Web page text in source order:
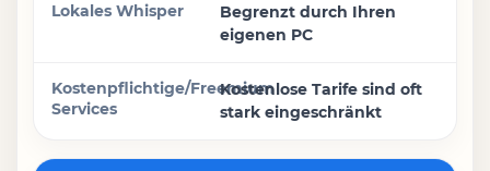
Begrenzt durch Ihren
eigenen PC
Kostenlose Tarife sind oft
stark eingeschränkt